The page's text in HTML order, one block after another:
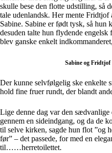
skulle bese den flotte udstilling, så
tale udenlandsk. Her mente Fridtjof
Sabine. Sabine er født tysk, så hun
desuden talte hun flydende
blev ganske enkelt
Sabine og Fridtjof
Der kunne selvfølgelig ske enkelte
hold fine fruer rundt, der blandt
Lige denne dag var den
gennem en sideindgang, og da de
til selve kirken, sagde hun flot ”og
før” – det passede, for med en
til……herretoilettet.